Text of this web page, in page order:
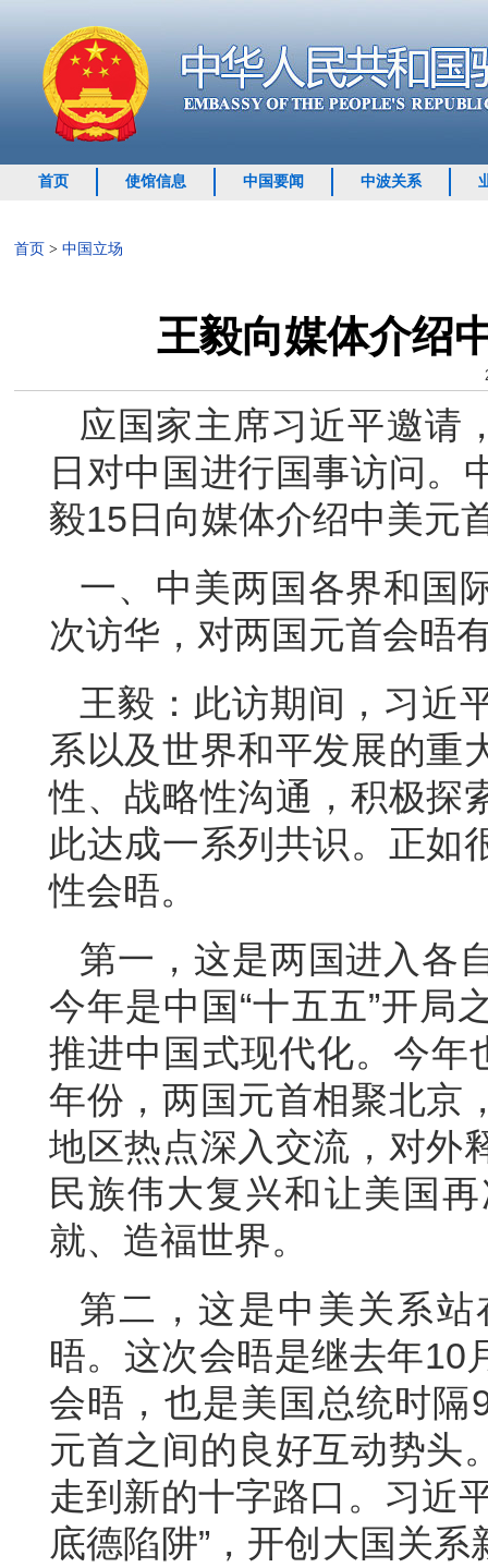
首页 使馆信息 中国要闻 中波关系
首页 > 中国立场
王毅向媒体介绍
应国家主席习近平邀请
日对中国进行国事访问。
毅15日向媒体介绍中美元
一、中美两国各界和国
次访华，对两国元首会晤
王毅：此访期间，习近
系以及世界和平发展的重
性、战略性沟通，积极探
此达成一系列共识。正如
性会晤。
第一，这是两国进入各
今年是中国“十五五”开局
推进中国式现代化。今年
年份，两国元首相聚北京
地区热点深入交流，对外
民族伟大复兴和让美国
就、造福世界。
第二，这是中美关系
晤。这次会晤是继去年10
会晤，也是美国总统时
元首之间的良好互动势头
走到新的十字路口。习近
底德陷阱”，开创大国关